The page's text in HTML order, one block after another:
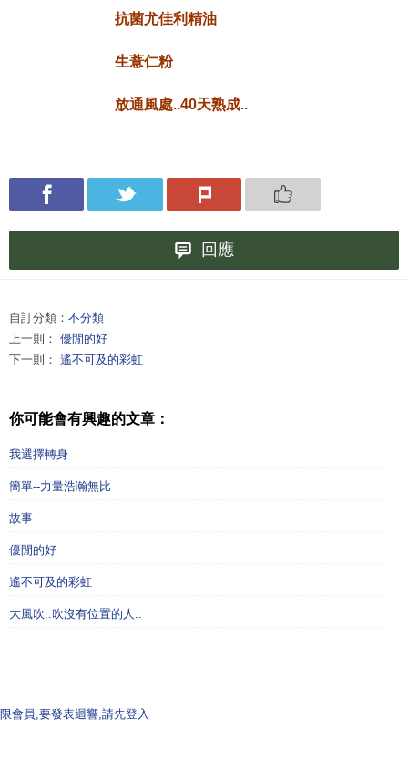
抗菌尤佳利精油
生薏仁粉
放通風處..40天熟成..
回應
自訂分類： 不分類
上一則： 優閒的好
下一則： 遙不可及的彩虹
你可能會有興趣的文章：
我選擇轉身
簡單--力量浩瀚無比
故事
優閒的好
遙不可及的彩虹
大風吹..吹沒有位置的人..
限會員,要發表迴響,請先登入